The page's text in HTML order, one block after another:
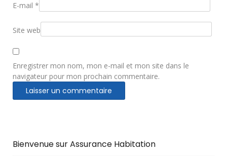
E-mail *
Site web
Enregistrer mon nom, mon e-mail et mon site dans le
navigateur pour mon prochain commentaire.
Bienvenue sur Assurance Habitation